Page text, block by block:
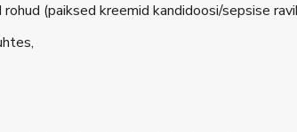
(paiksed kreemid kandidoosi/sepsise